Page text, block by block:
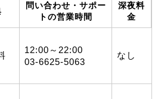
問い合わせ・サポー
トの営業時間
深夜料
金
12:00～22:00
03-6625-5063
なし